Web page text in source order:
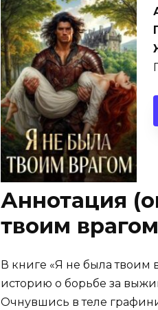
Аннотация
твоим
В книге «Я не была твоим
историю о борьбе за
Очнувшись в теле